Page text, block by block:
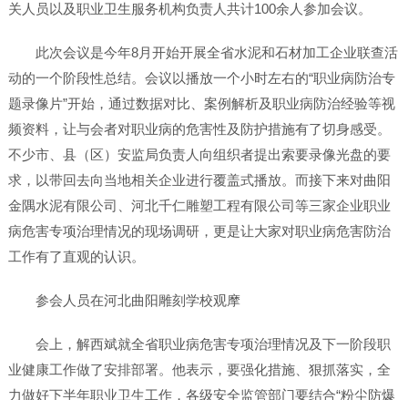
关人员以及职业卫生服务机构负责人共计100余人参加会议。
此次会议是今年8月开始开展全省水泥和石材加工企业联查活
动的一个阶段性总结。会议以播放一个小时左右的“职业病防治专
题录像片”开始，通过数据对比、案例解析及职业病防治经验等视
频资料，让与会者对职业病的危害性及防护措施有了切身感受。
不少市、县（区）安监局负责人向组织者提出索要录像光盘的要
求，以带回去向当地相关企业进行覆盖式播放。而接下来对曲阳
金隅水泥有限公司、河北千仁雕塑工程有限公司等三家企业职业
病危害专项治理情况的现场调研，更是让大家对职业病危害防治
工作有了直观的认识。
参会人员在河北曲阳雕刻学校观摩
会上，解西斌就全省职业病危害专项治理情况及下一阶段职
业健康工作做了安排部署。他表示，要强化措施、狠抓落实，全
力做好下半年职业卫生工作，各级安全监管部门要结合“粉尘防爆